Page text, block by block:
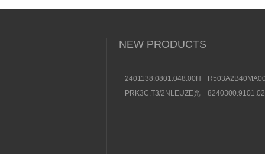
NEW PRODUCTS
2401138.0801.048.00HERION
数据
PRK3C.T3/2NLEUZE光